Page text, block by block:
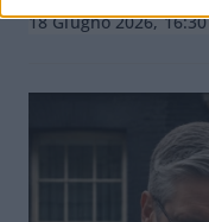
18 Giugno 2026, 16:30